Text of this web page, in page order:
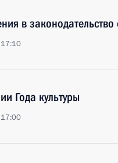
в законодательство
17:10
Года культуры
17:00